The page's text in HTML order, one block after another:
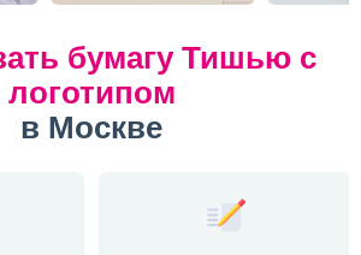
бумагу Тишью с
логотипом
в Москве